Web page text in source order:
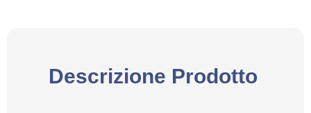
Descrizione Prodotto